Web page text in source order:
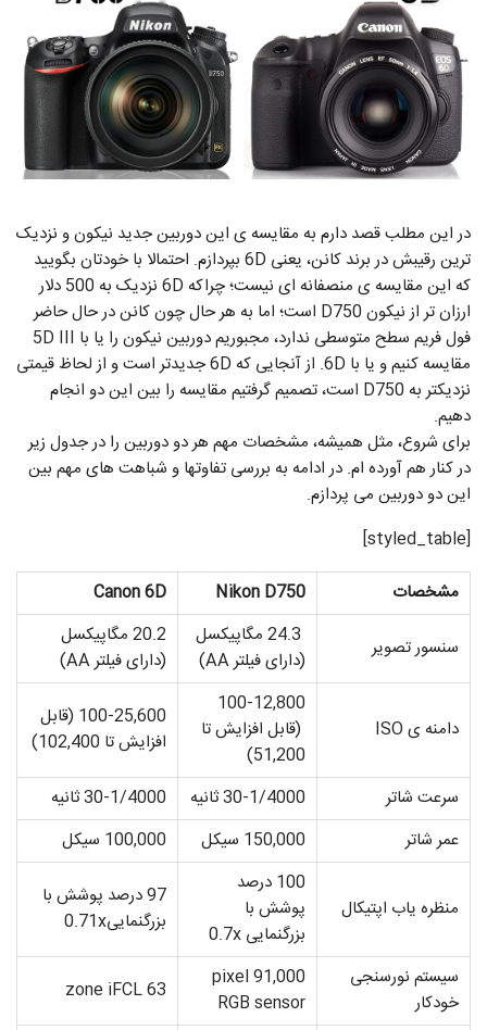
در این مطلب قصد دارم به مقایسه ی این دوربین جدید نیکون و نزدیک
ترین رقیبش در برند کانن، یعنی 6D بپردازم. احتمالا با خودتان بگویید
که این مقایسه ی منصفانه ای نیست؛ چراکه 6D نزدیک به 500 دلار
ارزان تر از نیکون D750 است؛ اما به هر حال چون کانن در حال حاضر
فول فریم سطح متوسطی ندارد، مجبوریم دوربین نیکون را یا با 5D III
مقایسه کنیم و یا با 6D. از آنجایی که 6D جدیدتر است و از لحاظ قیمتی
نزدیکتر به D750 است، تصمیم گرفتیم مقایسه را بین این دو انجام
دهیم.
برای شروع، مثل همیشه، مشخصات مهم هر دو دوربین را در جدول زیر
در کنار هم آورده ام. در ادامه به بررسی تفاوتها و شباهت های مهم بین
این دو دوربین می پردازم.
[styled_table]
مشخصات
Nikon D750
Canon 6D
سنسور تصویر
24.3 مگاپیکسل
(دارای فیلتر AA)
20.2 مگاپیکسل
(دارای فیلتر AA)
دامنه ی ISO
100-12,800
(قابل افزایش تا
51,200)
100-25,600 (قابل
افزایش تا 102,400)
سرعت شاتر 30-1/4000 ثانیه
30-1/4000 ثانیه
عمر شاتر
150,000 سیکل 100,000 سیکل
منظره یاب اپتیکال
100 درصد
پوشش با
بزرگنمایی 0.7x
97 درصد پوشش با
بزرگنمایی0.71x
سیستم نورسنجی
خودکار
91,000 pixel
RGB sensor
63 zone iFCL